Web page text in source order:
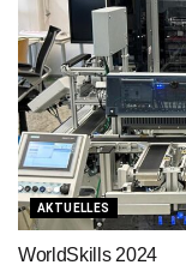
AKTUELLES
WorldSkills 2024